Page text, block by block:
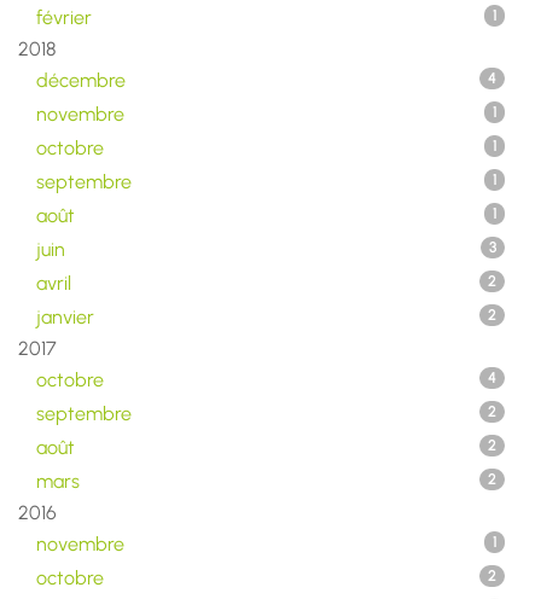
février 1
2018
décembre
4
novembre 1
octobre 1
septembre 1
août 1
juin 3
avril 2
janvier 2
2017
octobre
4
septembre 2
août 2
mars 2
2016
novembre
1
octobre 2